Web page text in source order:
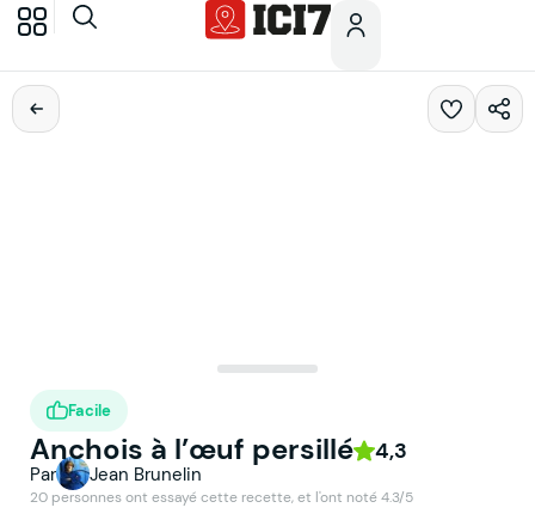
Facile
Anchois à l’œuf persillé 4,3
Par Jean Brunelin
20 personnes ont essayé cette recette, et l'ont noté 4.3/5